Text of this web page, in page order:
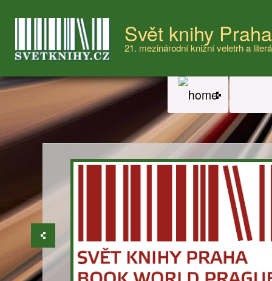
Svět knihy
21. mezinárodní knižní veletrh a